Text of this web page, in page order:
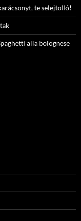
te selejtolló!
alla bolognese